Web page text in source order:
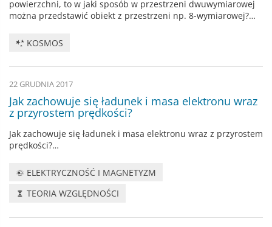
powierzchni, to w jaki sposób w przestrzeni dwuwymiarowej
można przedstawić obiekt z przestrzeni np. 8-wymiarowej?…
KOSMOS
22 GRUDNIA 2017
Jak zachowuje się ładunek i masa elektronu wraz
z przyrostem prędkości?
Jak zachowuje się ładunek i masa elektronu wraz z przyrostem
prędkości?…
ELEKTRYCZNOŚĆ I MAGNETYZM
TEORIA WZGLĘDNOŚCI